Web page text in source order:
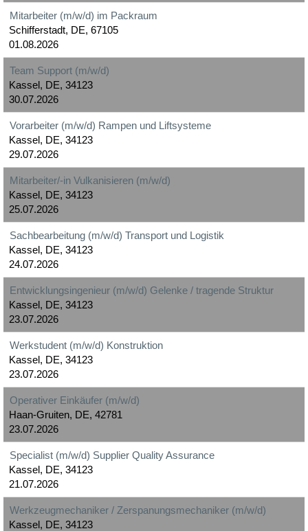
Mitarbeiter (m/w/d) im Packraum
Schifferstadt, DE, 67105
01.08.2026
Team Support (m/w/d)
Kassel, DE, 34123
30.07.2026
Vorarbeiter (m/w/d) Rampen und Liftsysteme
Kassel, DE, 34123
29.07.2026
Mitarbeiter/-in Vulkanisieren (m/w/d)
Kassel, DE, 34123
25.07.2026
Sachbearbeitung (m/w/d) Transport und Logistik
Kassel, DE, 34123
24.07.2026
Entwicklungsingenieur (m/w/d) Gelenke / tragende Struktur
Kassel, DE, 34123
23.07.2026
Werkstudent (m/w/d) Konstruktion
Kassel, DE, 34123
23.07.2026
Operativer Einkäufer (m/w/d)
Haan-Gruiten, DE, 42781
23.07.2026
Specialist (m/w/d) Supplier Quality Assurance
Kassel, DE, 34123
21.07.2026
Werkzeugmechaniker / Zerspanungsmechaniker (m/w/d)
Kassel, DE, 34123